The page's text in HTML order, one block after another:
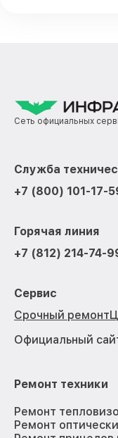
Сеть официальных
Служба
+7 (800) 101-17-
Горячая линия
+7 (812) 214-74-
Сервис
Срочный ремонт
Официальный
Ремонт техники
Ремонт
Ремонт